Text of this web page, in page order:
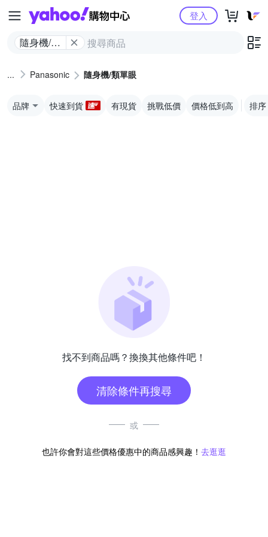
Yahoo購物中心
隨身機/類
登入
Panasonic 隨身機/類單眼
品牌 快速到貨 有現貨 挑戰低價 價格低到高 排序
找不到商品嗎？換換其他條件吧！
清除條件再搜尋
或
也許你會對這些價格優惠中的商品感興趣！ 去逛逛